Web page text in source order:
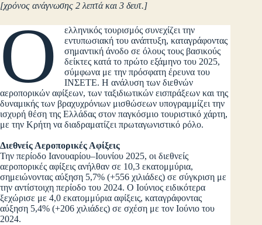
[χρόνος ανάγνωσης 2 λεπτά και 3 δευτ.]
Ο
ελληνικός τουρισμός συνεχίζει την
εντυπωσιακή του ανάπτυξη, καταγράφοντας
σημαντική άνοδο σε όλους τους βασικούς
δείκτες κατά το πρώτο εξάμηνο του 2025,
σύμφωνα με την πρόσφατη έρευνα του
ΙΝΣΕΤΕ. Η ανάλυση των διεθνών
αεροπορικών αφίξεων, των ταξιδιωτικών εισπράξεων και της
δυναμικής των βραχυχρόνιων μισθώσεων υπογραμμίζει την
ισχυρή θέση της Ελλάδας στον παγκόσμιο τουριστικό χάρτη,
με την Κρήτη να διαδραματίζει πρωταγωνιστικό ρόλο.
Διεθνείς Αεροπορικές Αφίξεις
Την περίοδο Ιανουαρίου–Ιουνίου 2025, οι διεθνείς
αεροπορικές αφίξεις ανήλθαν σε 10,3 εκατομμύρια,
σημειώνοντας αύξηση 5,7% (+556 χιλιάδες) σε σύγκριση με
την αντίστοιχη περίοδο του 2024. Ο Ιούνιος ειδικότερα
ξεχώρισε με 4,0 εκατομμύρια αφίξεις, καταγράφοντας
αύξηση 5,4% (+206 χιλιάδες) σε σχέση με τον Ιούνιο του
2024.